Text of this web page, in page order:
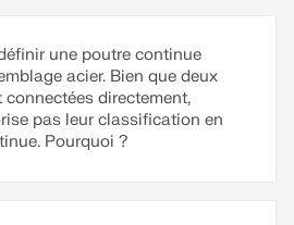
et autres.
être appliquées dans les
globale. L'application de la
selon la vraie longueur de
la projection dans la direction
une poutre continue
acier. Bien que deux
connectées directement,
pas leur classification en
Pourquoi ?